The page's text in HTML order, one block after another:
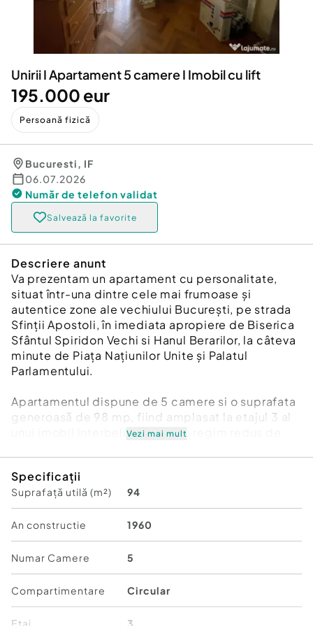
Animale de companie
Afaceri și echipamente profesionale
Inchiriere Bunuri si Vehicule
Utilaje agricole si industriale
Piese auto si accesorii
Dacia Duster
Unirii I Apartament 5 camere I Imobil cu lift
195.000 eur
Persoană fizică
Bucuresti, IF
06.07.2026
Număr de telefon validat
Salvează la favorite
Descriere anunt
Va prezentam un apartament cu personalitate,
situat într-una dintre cele mai frumoase și
autentice zone ale vechiului București, pe strada
Sfinții Apostoli, în imediata apropiere de Biserica
Sfântul Spiridon Vechi si Hanul Berarilor, la câteva
minute de Piața Națiunilor Unite și Palatul
Parlamentului.
Apartamentul dispune de 5 camere si o suprafata
generoasă de 98 mp, fiind amplasat la etajul 3 al
unui imobil interbelic (1930) cu regim redus de
avantaj extrem de important pentru această zonă
istorică.
Proprietatea pastreaza farmecul specific
Bucureștiului interbelic si ofera un potențial
excelent atât pentru rezidenta, cat și pentru
activitati de birou, cabinet sau investiție în regim
hotelier. Cele 3 balcoane aduc lumină naturală din
plin și oferă un plus de eleganță și deschidere
spațiului interior.
Vezi mai mult
Specificații
Suprafață utilă (m²) 94
An constructie 1960
Numar Camere 5
Compartimentare Circular
Etaj 3